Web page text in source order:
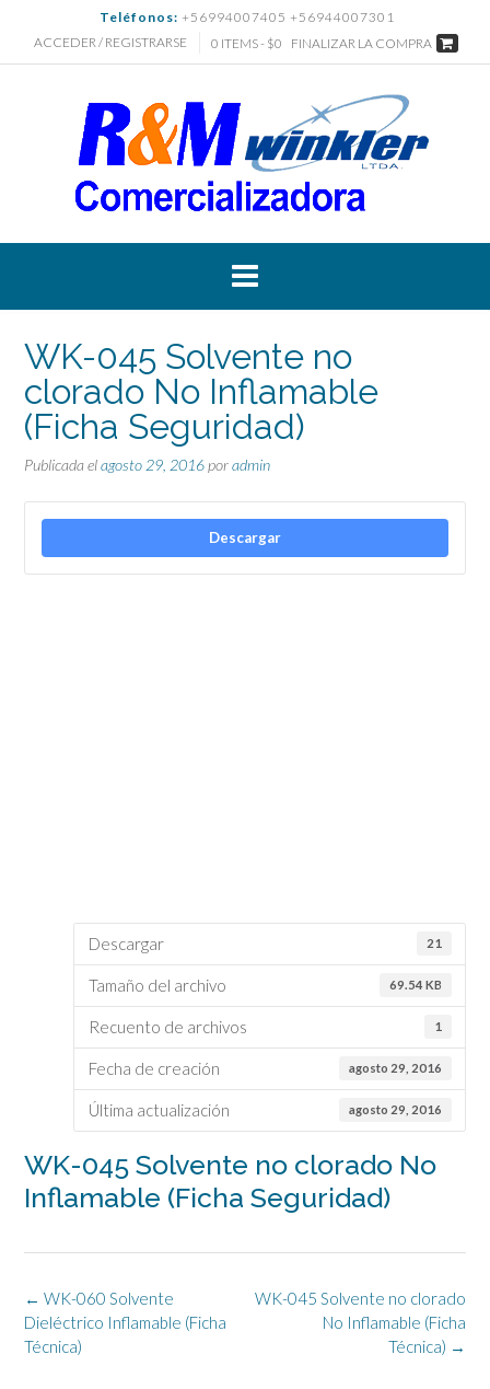
contenido
Teléfonos: +56994007405 +56944007301
ACCEDER / REGISTRARSE
0 ITEMS - $0 FINALIZAR LA COMPRA
WK-045 Solvente no
clorado No Inflamable
(Ficha Seguridad)
Publicada elagosto 29, 2016poradmin
Descargar
Descargar 21
Tamaño del archivo 69.54 KB
Recuento de archivos 1
Fecha de creación agosto 29, 2016
Última actualización agosto 29, 2016
WK-045 Solvente no clorado No
Inflamable (Ficha Seguridad)
Navegación
de
la
WK-045 Solvente no clorado
No Inflamable (Ficha
Técnica) →
← WK-060 Solvente
Dieléctrico Inflamable (Ficha
Técnica)